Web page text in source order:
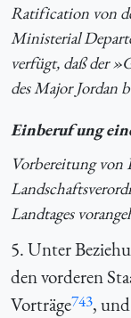
Ratification von
Ministerial
verfügt, daß der
des Major Jordan
Einberufung
Vorbereitung von
Landtages
5. Unter
den vorderen
Vorträge743,